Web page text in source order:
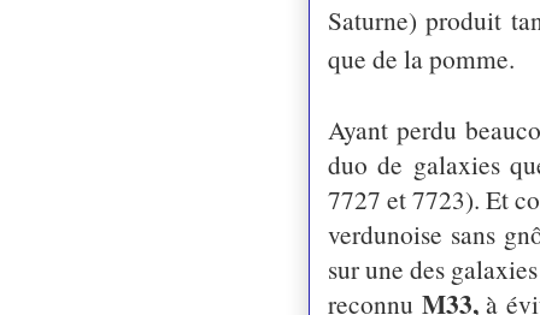
Saturne) produit
que de la pomme.
Ayant perdu
duo de galaxies
7727 et 7723). Et
verdunoise sans
sur une des
reconnu M33,à